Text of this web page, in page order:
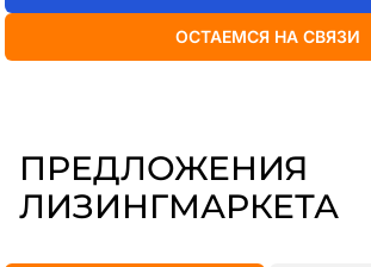
ОСТАЕМСЯ НА СВЯЗИ
ПРЕДЛОЖЕНИЯ
ЛИЗИНГМАРКЕТА